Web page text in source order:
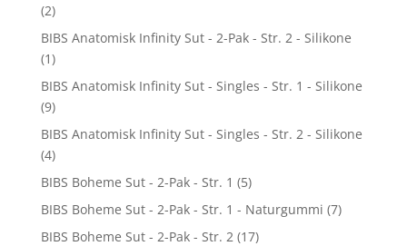
(2)
BIBS Anatomisk Infinity Sut - 2-Pak - Str. 2 - Silikone
(1)
BIBS Anatomisk Infinity Sut - Singles - Str. 1 - Silikone
(9)
BIBS Anatomisk Infinity Sut - Singles - Str. 2 - Silikone
(4)
BIBS Boheme Sut - 2-Pak - Str. 1 (5)
BIBS Boheme Sut - 2-Pak - Str. 1 - Naturgummi (7)
BIBS Boheme Sut - 2-Pak - Str. 2 (17)